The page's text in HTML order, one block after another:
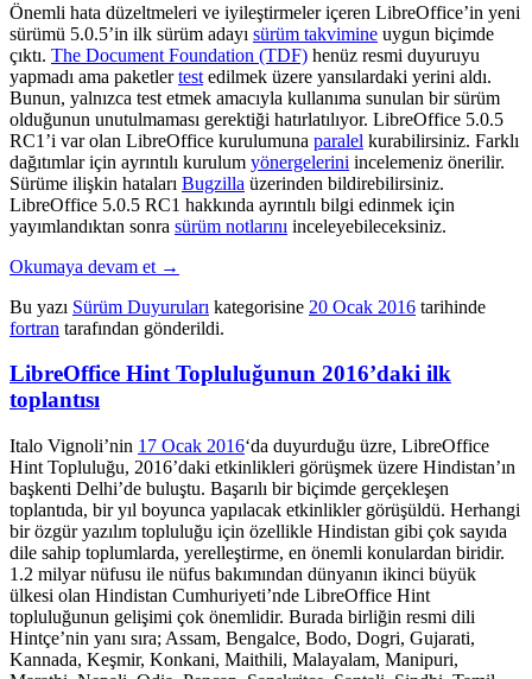
Önemli hata düzeltmeleri ve iyileştirmeler içeren LibreOffice’in yeni
sürümü 5.0.5’in ilk sürüm adayı sürüm takvimine uygun biçimde
çıktı. The Document Foundation (TDF) henüz resmi duyuruyu
yapmadı ama paketlertest edilmek üzere yansılardaki yerini aldı.
Bunun, yalnızca test etmek amacıyla kullanıma sunulan bir sürüm
olduğunun unutulmaması gerektiği hatırlatılıyor. LibreOffice 5.0.5
RC1’i var olan LibreOffice kurulumuna paralel kurabilirsiniz. Farklı
dağıtımlar için ayrıntılı kurulum yönergelerini incelemeniz önerilir.
Sürüme ilişkin hataları Bugzilla üzerinden bildirebilirsiniz.
LibreOffice 5.0.5 RC1 hakkında ayrıntılı bilgi edinmek için
yayımlandıktan sonra sürüm notlarını inceleyebileceksiniz.
Okumaya devam et →
Bu yazı Sürüm Duyuruları kategorisine 20 Ocak 2016 tarihinde
fortran tarafından gönderildi.
LibreOffice Hint Topluluğunun 2016’daki ilk
toplantısı
Italo Vignoli’nin 17 Ocak 2016‘da duyurduğu üzre, LibreOffice
Hint Topluluğu, 2016’daki etkinlikleri görüşmek üzere Hindistan’ın
başkenti Delhi’de buluştu. Başarılı bir biçimde gerçekleşen
toplantıda, bir yıl boyunca yapılacak etkinlikler görüşüldü. Herhangi
bir özgür yazılım topluluğu için özellikle Hindistan gibi çok sayıda
dile sahip toplumlarda, yerelleştirme, en önemli konulardan biridir.
1.2 milyar nüfusu ile nüfus bakımından dünyanın ikinci büyük
ülkesi olan Hindistan Cumhuriyeti’nde LibreOffice Hint
topluluğunun gelişimi çok önemlidir. Burada birliğin resmi dili
Hintçe’nin yanı sıra; Assam, Bengalce, Bodo, Dogri, Gujarati,
Kannada, Keşmir, Konkani, Maithili, Malayalam, Manipuri,